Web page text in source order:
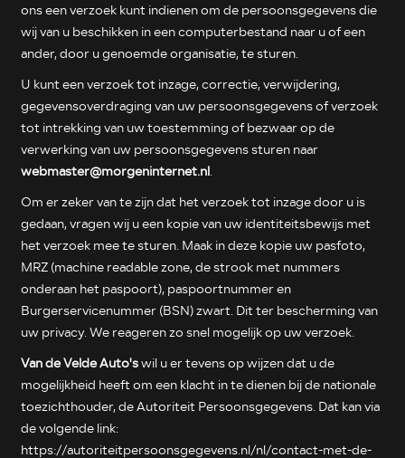
ons een verzoek kunt indienen om de persoonsgegevens die
wij van u beschikken in een computerbestand naar u of een
ander, door u genoemde organisatie, te sturen.
U kunt een verzoek tot inzage, correctie, verwijdering,
gegevensoverdraging van uw persoonsgegevens of verzoek
tot intrekking van uw toestemming of bezwaar op de
verwerking van uw persoonsgegevens sturen naar
webmaster@morgeninternet.nl.
Om er zeker van te zijn dat het verzoek tot inzage door u is
gedaan, vragen wij u een kopie van uw identiteitsbewijs met
het verzoek mee te sturen. Maak in deze kopie uw pasfoto,
MRZ (machine readable zone, de strook met nummers
onderaan het paspoort), paspoortnummer en
Burgerservicenummer (BSN) zwart. Dit ter bescherming van
uw privacy. We reageren zo snel mogelijk op uw verzoek.
Van de Velde Auto'swil u er tevens op wijzen dat u de
mogelijkheid heeft om een klacht in te dienen bij de nationale
toezichthouder, de Autoriteit Persoonsgegevens. Dat kan via
de volgende link:
https://autoriteitpersoonsgegevens.nl/nl/contact-met-de-